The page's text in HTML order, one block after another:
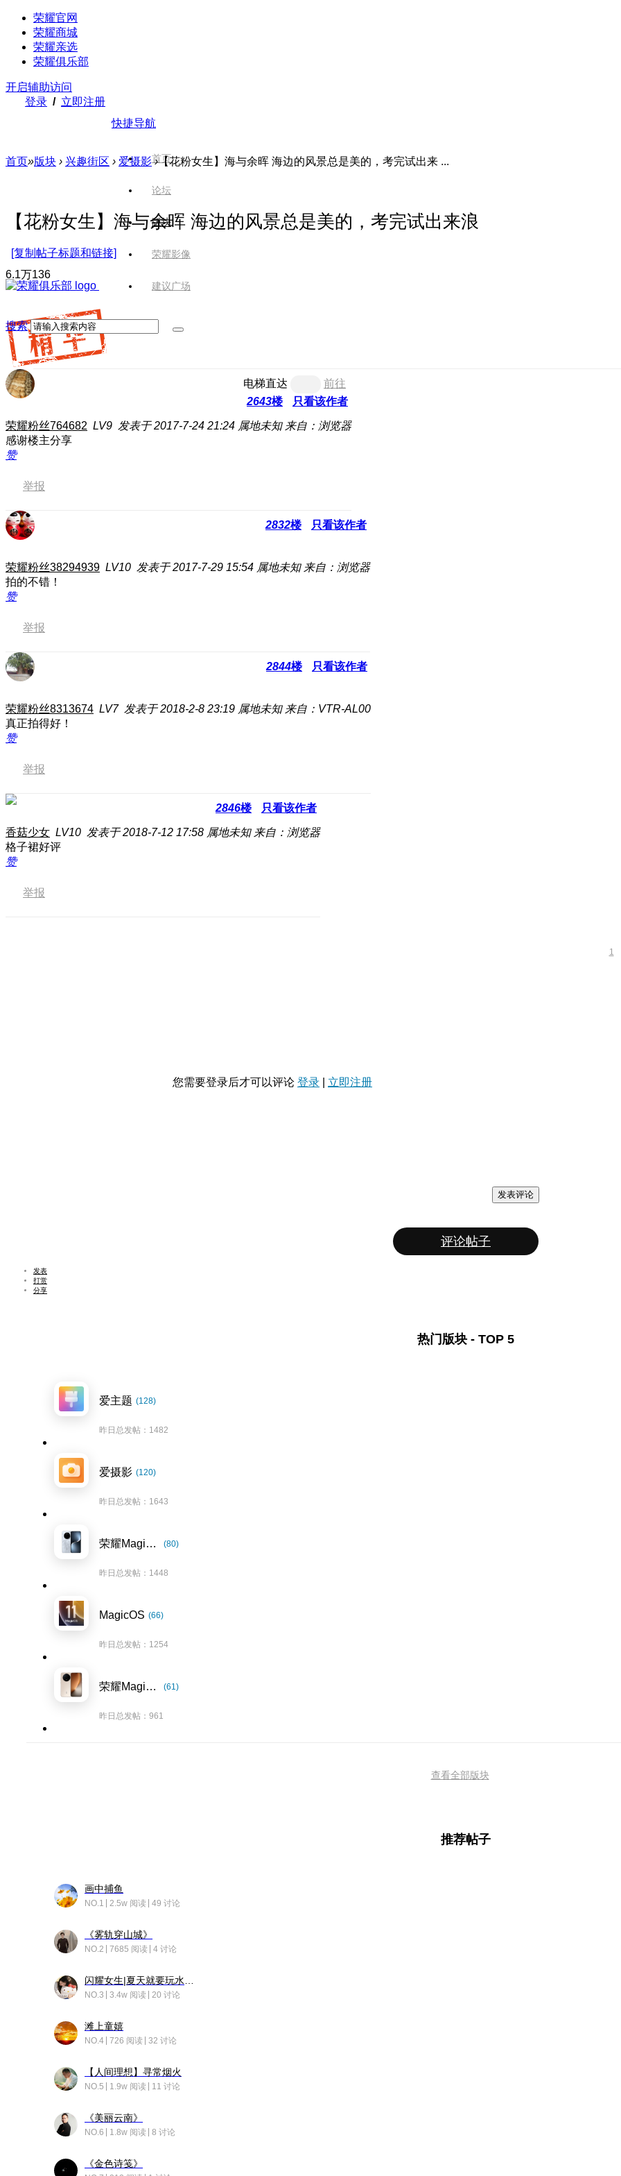
荣耀官网
荣耀商城
荣耀亲选
荣耀俱乐部
开启辅助访问
登录 / 立即注册
快捷导航
首页
论坛
版块
荣耀影像
建议广场
搜索
首页»版块 › 兴趣街区 › 爱摄影 ›【花粉女生】海与余晖 海边的风景总是美的，考完试出来 ...
【花粉女生】海与余晖 海边的风景总是美的，考完试出来浪
[复制帖子标题和链接]
6.1万136
电梯直达
前往
2643楼 只看该作者
荣耀粉丝764682 LV9 发表于 2017-7-24 21:24 属地未知 来自：浏览器
感谢楼主分享
赞
举报
2832楼 只看该作者
荣耀粉丝38294939 LV10 发表于 2017-7-29 15:54 属地未知 来自：浏览器
拍的不错！
赞
举报
2844楼 只看该作者
荣耀粉丝8313674 LV7 发表于 2018-2-8 23:19 属地未知 来自：VTR-AL00
真正拍得好！
赞
举报
2846楼 只看该作者
香菇少女 LV10 发表于 2018-7-12 17:58 属地未知 来自：浏览器
格子裙好评
赞
举报
1
您需要登录后才可以评论 登录 立即注册
发表评论
评论帖子
发表
打赏
分享
热门版块 - TOP 5
爱主题 (128)
昨日总发帖：1482
爱摄影 (120)
昨日总发帖：1643
荣耀Magic7系列 (80)
昨日总发帖：1448
MagicOS (66)
昨日总发帖：1254
荣耀Magic8系列 (61)
昨日总发帖：961
查看全部版块
推荐帖子
画中捕鱼
NO.1 2.5w 阅读 49 讨论
《雾轨穿山城》
NO.2 7685 阅读 4 讨论
NO.3 3.4w 阅读 20 讨论
滩上童嬉
NO.4 726 阅读 32 讨论
【人间理想】寻常烟火
NO.5 1.9w 阅读 11 讨论
《美丽云南》
NO.6 1.8w 阅读 8 讨论
《金色诗笺》